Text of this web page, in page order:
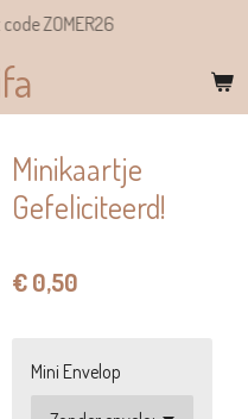
ZOMER26
Minikaartje
Gefeliciteerd!
€ 0,50
Mini Envelop